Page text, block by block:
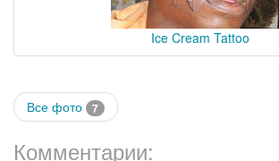
Ice Cream Tattoo
Все фото 7
Комментарии: